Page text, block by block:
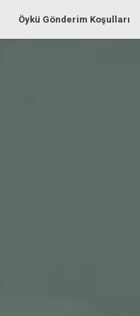
Öykü Gönderim Koşulları